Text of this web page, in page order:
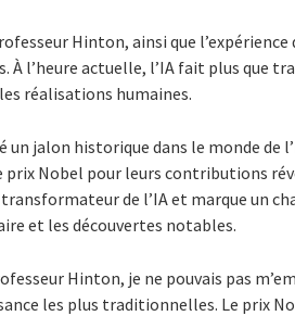
Hinton, ainsi que
À l’heure actuelle, l’IA fait plus que
réalisations humaines.
un jalon historique dans le monde
prix Nobel pour leurs contributions
de l’IA et marque un
et les découvertes notables.
Hinton, je ne pouvais pas
les plus traditionnelles. Le prix